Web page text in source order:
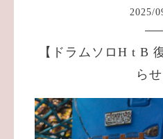
2025/
【ドラムソロH t B
らせ